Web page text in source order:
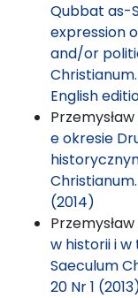
Qubbat as-
expression
and/or
English
e okresie
(2014)
w historii i
Saeculum
20 Nr 1